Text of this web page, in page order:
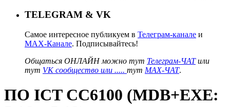
TELEGRAM & VK
Самое интересное публикуем в Телеграм-канале и
MAX-Канале. Подписывайтесь!
Общаться ОНЛАЙН можно тут Телеграм-ЧАТили
тут VK сообщество или ..... тут MAX-ЧАТ.
ПО ICT CC6100 (MDB+EXE: